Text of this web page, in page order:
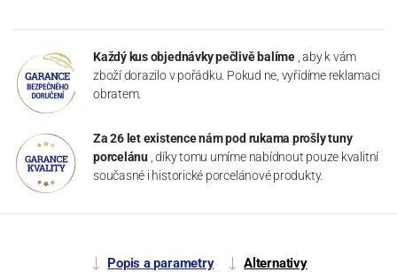
Každý kus objednávky pečlivě balíme , aby k vám
zboží dorazilo v pořádku. Pokud ne, vyřídíme reklamaci
obratem.
Za 26 let existence nám pod rukama prošly tuny
porcelánu , díky tomu umíme nabídnout pouze kvalitní
současné i historické porcelánové produkty.
Popis a parametry Alternativy